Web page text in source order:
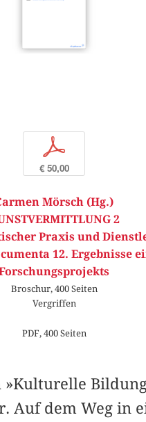
p
€ 50,00
Mörsch (Hg.)
2
Praxis und
12. Ergebnisse
Broschur, 400 Seiten
Vergriffen
PDF, 400 Seiten
»Kulturelle
Auf dem Weg in